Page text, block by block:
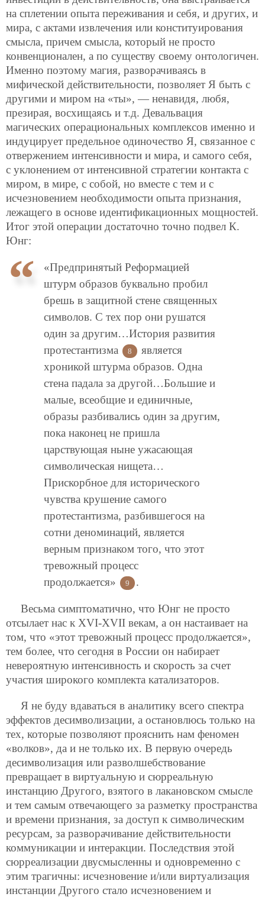
на сплетении опыта переживания и себя, и других, и
мира, с актами извлечения или конституирования
смысла, причем смысла, который не просто
конвенционален, а по существу своему онтологичен.
Именно поэтому магия, разворачиваясь в
мифической действительности, позволяет Я быть с
другими и миром на «ты», — ненавидя, любя,
презирая, восхищаясь и т.д. Девальвация
магических операциональных комплексов именно и
индуцирует предельное одиночество Я, связанное с
отвержением интенсивности и мира, и самого себя,
с уклонением от интенсивной стратегии контакта с
миром, в мире, с собой, но вместе с тем и с
исчезновением необходимости опыта признания,
лежащего в основе идентификационных мощностей.
Итог этой операции достаточно точно подвел К.
Юнг:
«Предпринятый Реформацией
штурм образов буквально пробил
брешь в защитной стене священных
символов. С тех пор они рушатся
один за другим…История развития
протестантизма
8
является
хроникой штурма образов. Одна
стена падала за другой…Большие и
малые, всеобщие и единичные,
образы разбивались один за другим,
пока наконец не пришла
царствующая ныне ужасающая
символическая нищета…
Прискорбное для исторического
чувства крушение самого
протестантизма, разбившегося на
сотни деноминаций, является
верным признаком того, что этот
тревожный процесс
продолжается»
9 .
Весьма симптоматично, что Юнг не просто
отсылает нас к XVI-XVII векам, а он настаивает на
том, что «этот тревожный процесс продолжается»,
тем более, что сегодня в России он набирает
невероятную интенсивность и скорость за счет
участия широкого комплекта катализаторов.
Я не буду вдаваться в аналитику всего спектра
эффектов десимволизации, а остановлюсь только на
тех, которые позволяют прояснить нам феномен
«волков», да и не только их. В первую очередь
десимволизация или разволшебствование
превращает в виртуальную и сюрреальную
инстанцию Другого, взятого в лакановском смысле
и тем самым отвечающего за разметку пространства
и времени признания, за доступ к символическим
ресурсам, за разворачивание действительности
коммуникации и интеракции. Последствия этой
сюрреализации двусмысленны и одновременно с
этим трагичны: исчезновение и/или виртуализация
инстанции Другого стало исчезновением и